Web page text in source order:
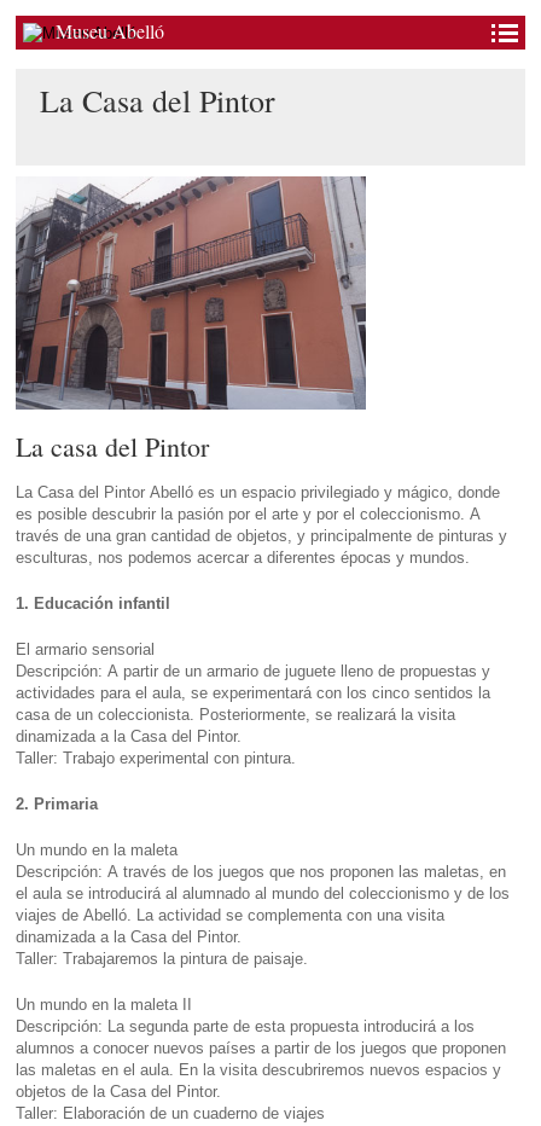
Museu Abelló
La Casa del Pintor
La casa del Pintor
La Casa del Pintor Abelló es un espacio privilegiado y mágico, donde
es posible descubrir la pasión por el arte y por el coleccionismo. A
través de una gran cantidad de objetos, y principalmente de pinturas y
esculturas, nos podemos acercar a diferentes épocas y mundos.
1. Educación infantil
El armario sensorial
Descripción: A partir de un armario de juguete lleno de propuestas y
actividades para el aula, se experimentará con los cinco sentidos la
casa de un coleccionista. Posteriormente, se realizará la visita
dinamizada a la Casa del Pintor.
Taller: Trabajo experimental con pintura.
2. Primaria
Un mundo en la maleta
Descripción: A través de los juegos que nos proponen las maletas, en
el aula se introducirá al alumnado al mundo del coleccionismo y de los
viajes de Abelló. La actividad se complementa con una visita
dinamizada a la Casa del Pintor.
Taller: Trabajaremos la pintura de paisaje.
Un mundo en la maleta II
Descripción: La segunda parte de esta propuesta introducirá a los
alumnos a conocer nuevos países a partir de los juegos que proponen
las maletas en el aula. En la visita descubriremos nuevos espacios y
objetos de la Casa del Pintor.
Taller: Elaboración de un cuaderno de viajes